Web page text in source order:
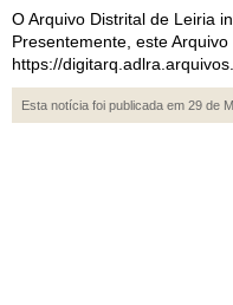
O Arquivo Distrital de Leiria
Presentemente, este
https://
Esta notícia foi publicada em 29 de